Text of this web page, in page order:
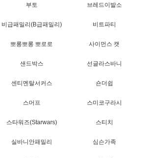
부토 브레드이발소
비급패밀리(B급패밀리) 비트파티
뽀롱뽀롱 뽀로로 사이먼스 캣
샌드박스 선글라스바니
센티멘탈서커스 숀더쉽
스머프 스미코구라시
스타워즈(Starwars) 스티치
실바니안패밀리 심슨가족